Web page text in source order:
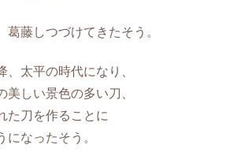
葛藤しつづけてきたそう。
、太平の時代になり、
美しい景色の多い刀、
た刀を作ることに
になったそう。